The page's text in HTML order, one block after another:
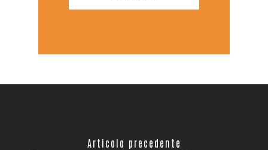
Articolo precedente